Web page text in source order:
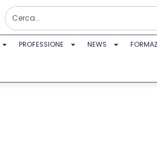
PROFESSIONE NEWS